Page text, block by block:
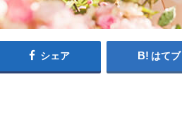
シェア はてブ